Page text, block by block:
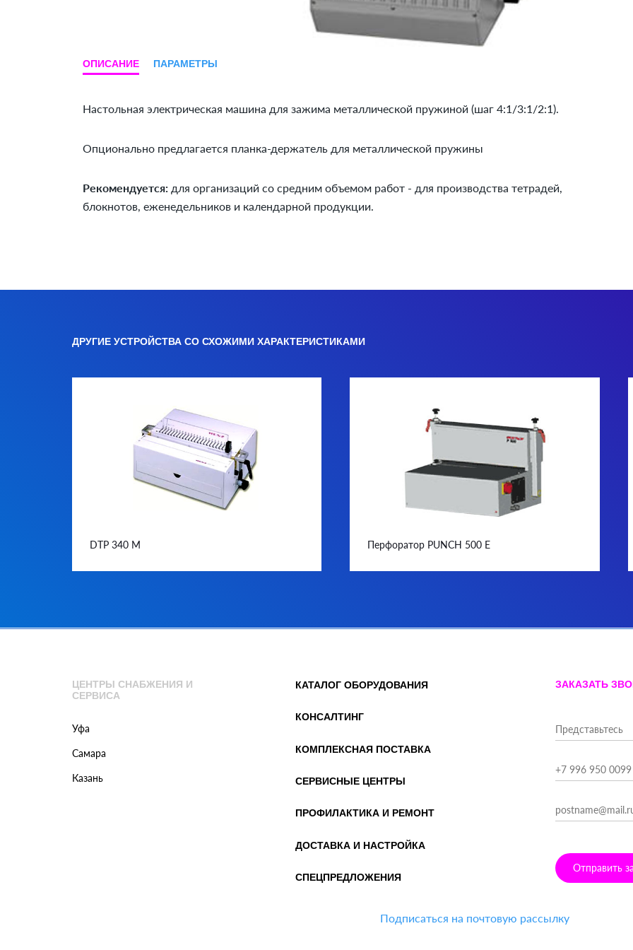
ОПИСАНИЕ ПАРАМЕТРЫ
Настольная электрическая машина для зажима металлической пружиной (шаг 4:1/3:1/2:1).
Опционально предлагается планка-держатель для металлической пружины
Рекомендуется: для организаций со средним объемом работ - для производства тетрадей,
блокнотов, еженедельников и календарной продукции.
ДРУГИЕ УСТРОЙСТВА СО СХОЖИМИ ХАРАКТЕРИСТИКАМИ
DTP 340 М Перфоратор PUNCH 500 E
ЦЕНТРЫ СНАБЖЕНИЯ И
СЕРВИСА
Уфа
Самара
Казань
КАТАЛОГ ОБОРУДОВАНИЯ
КОНСАЛТИНГ
КОМПЛЕКСНАЯ ПОСТАВКА
СЕРВИСНЫЕ ЦЕНТРЫ
ПРОФИЛАКТИКА И РЕМОНТ
ДОСТАВКА И НАСТРОЙКА
СПЕЦПРЕДЛОЖЕНИЯ
ЗАКАЗАТЬ
Отправить
Подписаться на почтовую рассылку